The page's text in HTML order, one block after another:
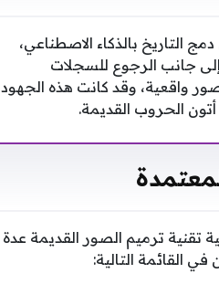
التاريخ بالذكاء الاصطناعي،
جانب الرجوع للسجلات
واقعية، وقد كانت هذه الجهود
الحروب القديمة.
ترميم الصور القديمة عدة
القائمة التالية: